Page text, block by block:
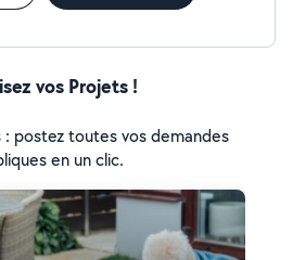
vos Projets !
: postez toutes vos demandes
en un clic.